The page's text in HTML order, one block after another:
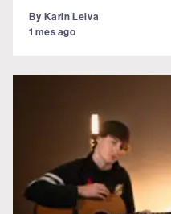
By Karin Leiva
1 mes ago